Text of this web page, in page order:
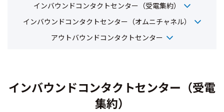
インバウンドコンタクトセンター（受電集約）
インバウンドコンタクトセンター（オムニチャネル）
アウトバウンドコンタクトセンター
インバウンドコンタクトセンター（受電
集約）